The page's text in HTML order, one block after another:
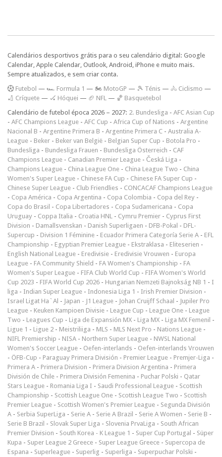
Calendários desportivos grátis para o seu calendário digital: Google
Calendar, Apple Calendar, Outlook, Android, iPhone e muito mais.
Sempre atualizados, e sem criar conta.
Futebol — 🏎️ Formula 1 — 🏍 MotoGP — 🎾 Ténis — 🚴 Ciclismo —
🏏 Críquete — 🏑 Hóquei — 🏈 NFL — 🏀 Basquetebol
Calendário de futebol época 2026 – 2027: 2. Bundesliga - AFC Asian Cup
- AFC Champions League - AFC Cup - Africa Cup of Nations - Argentine
Nacional B - Argentine Primera B - Argentine Primera C - Australia A-
League - Beker - Beker van België - Belgian Super Cup - Botola Pro -
Bundesliga - Bundesliga Frauen - Bundesliga Österreich - CAF
Champions League - Canadian Premier League - Česká Liga -
Champions League - China League One - China League Two - China
Women's Super League - Chinese FA Cup - Chinese FA Super Cup -
Chinese Super League - Club Friendlies - CONCACAF Champions League
- Copa América - Copa Argentina - Copa Colombia - Copa del Rey -
Copa do Brasil - Copa Libertadores - Copa Sudamericana - Copa
Uruguay - Coppa Italia - Croatia HNL - Cymru Premier - Cyprus First
Division - Damallsvenskan - Danish Superligaen - DFB-Pokal - DFL-
Supercup - Division 1 Féminine - Ecuador Primera Categoría Serie A - EFL
Championship - Egyptian Premier League - Ekstraklasa - Eliteserien -
English National League - Eredivisie - Eredivisie Vrouwen - Europa
League - FA Community Shield - FA Women's Championship - FA
Women's Super League - FIFA Club World Cup - FIFA Women's World
Cup 2023 - FIFA World Cup 2026 - Hungarian Nemzeti Bajnokság NB 1 - I
liga - Indian Super League - Indonesia Liga 1 - Irish Premier Division -
Israel Ligat Ha`Al - Japan - J1 League - Johan Cruijff Schaal - Jupiler Pro
League - Keuken Kampioen Divisie - League Cup - League One - League
Two - Leagues Cup - Liga de Expansión MX - Liga MX - Liga MX Femenil -
Ligue 1 - Ligue 2 - Meistriliiga - MLS - MLS Next Pro - Nations League -
NIFL Premiership - NISA - Northern Super League - NWSL National
Women's Soccer League - Oefen-interlands - Oefen-interlands Vrouwen
- ÖFB-Cup - Paraguay Primera División - Premier League - Premjer-Liga -
Primera A - Primera Division - Primera Division Argentina - Primera
División de Chile - Primera División Femenina - Puchar Polski - Qatar
Stars League - Romania Liga I - Saudi Professional League - Scottish
Championship - Scottish League One - Scottish League Two - Scottish
Premier League - Scottish Women's Premier League - Segunda División
A - Serbia SuperLiga - Serie A - Serie A Brazil - Serie A Women - Serie B -
Serie B Brazil - Slovak Super Liga - Slovenia PrvaLiga - South African
Premier Division - South Korea - K League 1 - Super Cup Portugal - Süper
Kupa - Super League 2 Greece - Super League Greece - Supercopa de
Espana - Superleague - Superlig - Superliga - Superpuchar Polski -